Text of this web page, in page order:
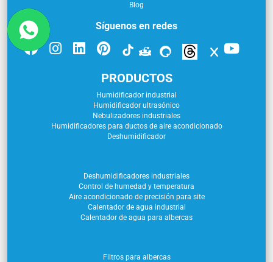
Blog
Síguenos en redes
PRODUCTOS
Humidificador industrial
Humidificador ultrasónico
Nebulizadores industriales
Humidificadores para ductos de aire acondicionado
Deshumidificador
Deshumidificadores industriales
Control de humedad y temperatura
Aire acondicionado de precisión para site
Calentador de agua industrial
Calentador de agua para albercas
Filtros para albercas